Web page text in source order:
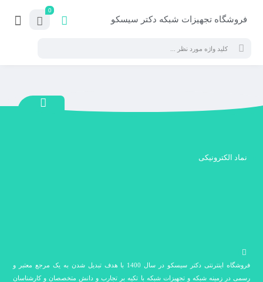
فروشگاه تجهیزات شبکه دکتر سیسکو
0
نماد الکترونیکی
فروشگاه اینترنتی دکتر سیسکو در سال 1400 با هدف تبدیل شدن به یک مرجع معتبر و
رسمی در زمینه شبکه و تجهیزات شبکه با تکیه بر تجارب و دانش متخصصان و کارشناسان